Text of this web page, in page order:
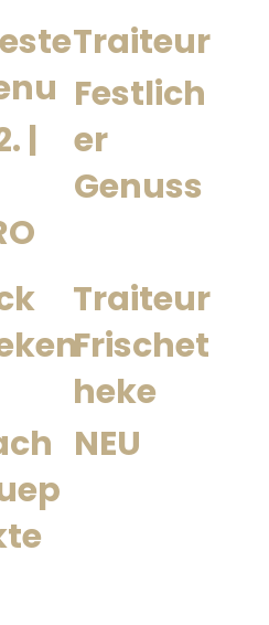
|
Traiteur
Festlich
er
Genuss
Traiteur
Frischet
heke
NEU